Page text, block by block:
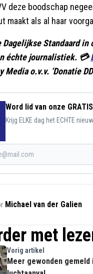
deze boodschap
maakt als al haar
Dagelijkse Standaard
échte journalistiek. 💳
o.v.v. ‘Donatie
Word lid van onze
Krijg ELKE dag het ECHTE
Michael van der Galien
met
Vorig artikel
Meer gewonden gemeld